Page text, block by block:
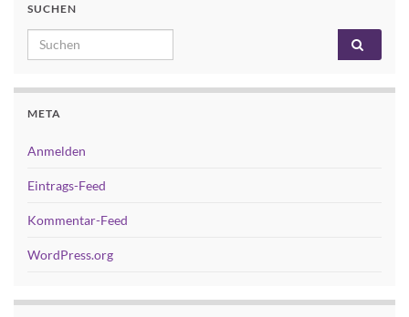
SUCHEN
Search for:
META
Anmelden
Eintrags-Feed
Kommentar-Feed
WordPress.org